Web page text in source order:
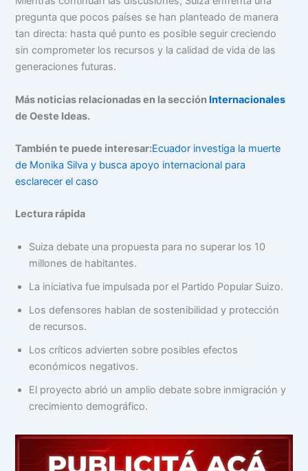
pregunta que pocos países se han planteado de manera
tan directa: hasta qué punto es posible seguir creciendo
sin comprometer los recursos y la calidad de vida de las
generaciones futuras.
Más noticias relacionadas en la sección Internacionales
de Oeste Ideas.
También te puede interesar:Ecuador investiga la muerte
de Monika Silva y busca apoyo internacional para
esclarecer el caso
Lectura rápida
Suiza debate una propuesta para no superar los 10
millones de habitantes.
La iniciativa fue impulsada por el Partido Popular Suizo.
Los defensores hablan de sostenibilidad y protección
de recursos.
Los críticos advierten sobre posibles efectos
económicos negativos.
El proyecto abrió un amplio debate sobre inmigración y
crecimiento demográfico.